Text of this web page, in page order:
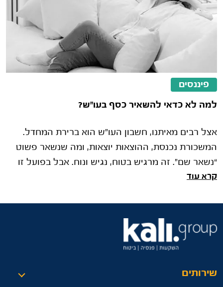
פיננסים
למה לא כדאי להשאיר כסף בעו"ש?
אצל רבים מאיתנו, חשבון העו"ש הוא ברירת המחדל.
המשכורת נכנסת, ההוצאות יוצאות, ומה שנשאר פשוט
“נשאר שם”. זה מרגיש בטוח, נגיש ונוח. אבל בפועל זו
אחת ההתנהגויות הפיננסיות
קרא עוד
שירותים